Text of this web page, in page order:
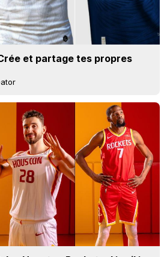
et partage tes propres